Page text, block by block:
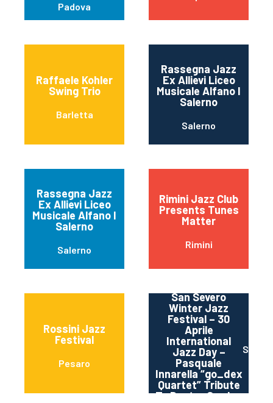
Padova
Raffaele Kohler
Swing Trio
Barletta
Rassegna Jazz
Ex Allievi Liceo
Musicale Alfano I
Salerno
Salerno
Rassegna Jazz
Ex Allievi Liceo
Musicale Alfano I
Salerno
Salerno
Rimini Jazz Club
Presents Tunes
Matter
Rimini
Rossini Jazz
Festival
Pesaro
San Severo
Winter Jazz
Festival – 30
Aprile
International
Jazz Day –
Pasquale
Innarella “go_dex
Quartet” Tribute
To Dexter Gordon
San